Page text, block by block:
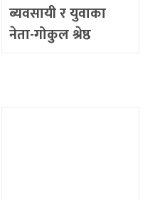
ब्यवसायी र युवाका
नेता-गोकुल श्रेष्ठ